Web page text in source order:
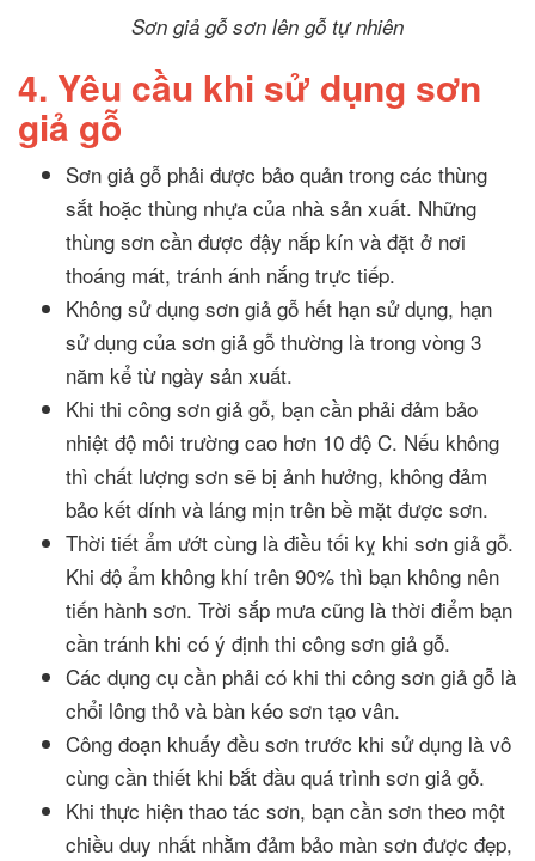
Sơn giả gỗ sơn lên gỗ tự nhiên
4. Yêu cầu khi sử dụng sơn
giả gỗ
Sơn giả gỗ phải được bảo quản trong các thùng
sắt hoặc thùng nhựa của nhà sản xuất. Những
thùng sơn cần được đậy nắp kín và đặt ở nơi
thoáng mát, tránh ánh nắng trực tiếp.
Không sử dụng sơn giả gỗ hết hạn sử dụng, hạn
sử dụng của sơn giả gỗ thường là trong vòng 3
năm kể từ ngày sản xuất.
Khi thi công sơn giả gỗ, bạn cần phải đảm bảo
nhiệt độ môi trường cao hơn 10 độ C. Nếu không
thì chất lượng sơn sẽ bị ảnh hưởng, không đảm
bảo kết dính và láng mịn trên bề mặt được sơn.
Thời tiết ẩm ướt cùng là điều tối kỵ khi sơn giả gỗ.
Khi độ ẩm không khí trên 90% thì bạn không nên
tiến hành sơn. Trời sắp mưa cũng là thời điểm bạn
cần tránh khi có ý định thi công sơn giả gỗ.
Các dụng cụ cần phải có khi thi công sơn giả gỗ là
chổi lông thỏ và bàn kéo sơn tạo vân.
Công đoạn khuấy đều sơn trước khi sử dụng là vô
cùng cần thiết khi bắt đầu quá trình sơn giả gỗ.
Khi thực hiện thao tác sơn, bạn cần sơn theo một
chiều duy nhất nhằm đảm bảo màn sơn được đẹp,